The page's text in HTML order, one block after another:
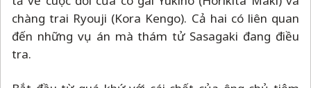
chàng trai Ryouji (Kora Kengo). Cả hai có liên quan
đến những vụ án mà thám tử Sasagaki đang điều
tra.